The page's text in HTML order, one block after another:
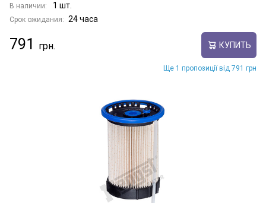
В наличии: 1 шт.
Срок ожидания: 24 часа
791 КУПИТЬ
Ще 1 пропозиції від 791 грн